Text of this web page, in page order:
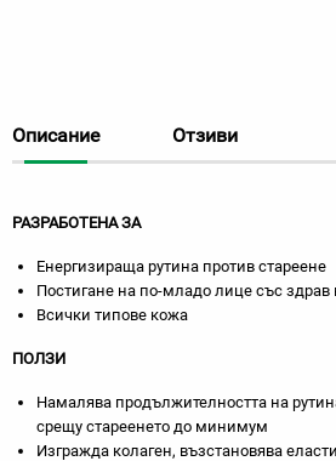
Описание Отзиви
РАЗРАБОТЕНА ЗА
Енергизираща рутина против стареене
Постигане на по-младо лице със здрав
Всички типове кожа
ПОЛЗИ
Намалява продължителността на
срещу стареенето до минимум
Изгражда колаген, възстановява